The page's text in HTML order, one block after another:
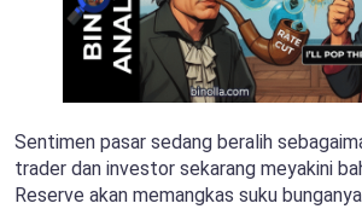
Sentimen pasar sedang beralih
trader dan investor sekarang meyakini
Reserve akan memangkas suku